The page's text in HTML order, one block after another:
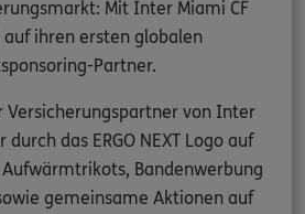
Mit Inter Miami CF
auf ihren ersten globalen
Partner.
Versicherungspartner von Inter
durch das ERGO NEXT Logo auf
Bandenwerbung
gemeinsame Aktionen auf